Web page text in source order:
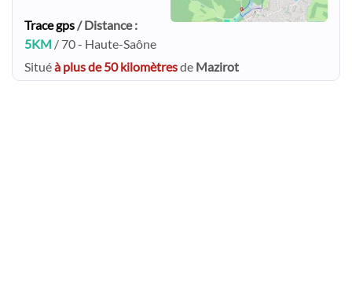
Trace gps/ Distance :
5KM / 70 - Haute-Saône
Situéà plus de 50 kilomètresde Mazirot